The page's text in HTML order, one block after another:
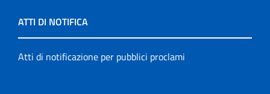
ATTI DI NOTIFICA
Atti di notificazione per pubblici proclami